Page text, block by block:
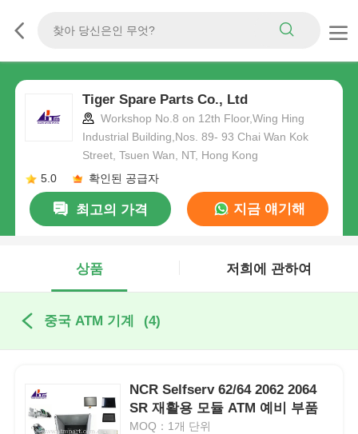
Tiger Spare Parts Co., Ltd
Workshop No.8 on 12th Floor,Wing Hing
Industrial Building,Nos. 89- 93 Chai Wan Kok
Street, Tsuen Wan, NT, Hong Kong
5.0
확인된 공급자
최고의 가격 지금 얘기해
상품 저희에 관하여
중국 ATM 기계 (4)
NCR Selfserv 62/64 2062 2064
SR 재활용 모듈 ATM 예비 부품
MOQ：1개 단위